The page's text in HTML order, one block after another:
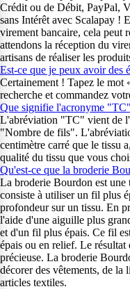
Crédit ou de Débit, PayPal,
sans Intérêt avec Scalapay !
virement bancaire, cela peut
attendons la réception du
artisans de réaliser les
Est-ce que je peux avoir des
Certainement ! Tapez le mot
recherche et commandez
Que signifie l'acronyme
L'abréviation "TC" vient de
"Nombre de fils".
centimètre carré que le tissu
qualité du tissu que vous
Qu'est-ce que la broderie
La broderie Bourdon est
consiste à utiliser un fil plus
profondeur sur un tissu. En
l'aide d'une aiguille plus
et d'un fil plus épais. Ce fil
épais ou en relief. Le résultat
précieuse. La broderie
décorer des vêtements, de la
articles textiles.